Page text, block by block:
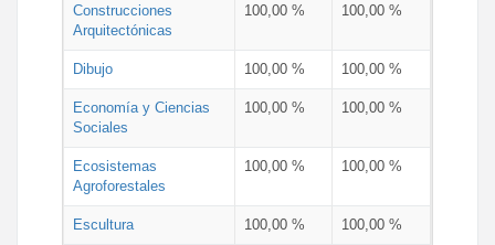
Construcciones
Arquitectónicas
100,00 % 100,00 %
Dibujo 100,00 % 100,00 %
Economía y Ciencias
Sociales
100,00 % 100,00 %
Ecosistemas
Agroforestales
100,00 % 100,00 %
Escultura 100,00 % 100,00 %